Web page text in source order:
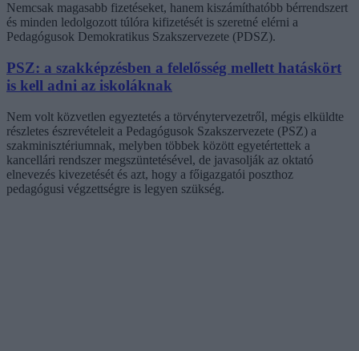
Nemcsak magasabb fizetéseket, hanem kiszámíthatóbb bérrendszert
és minden ledolgozott túlóra kifizetését is szeretné elérni a
Pedagógusok Demokratikus Szakszervezete (PDSZ).
PSZ: a szakképzésben a felelősség mellett hatáskört
is kell adni az iskoláknak
Nem volt közvetlen egyeztetés a törvénytervezetről, mégis elküldte
részletes észrevételeit a Pedagógusok Szakszervezete (PSZ) a
szakminisztériumnak, melyben többek között egyetértettek a
kancellári rendszer megszüntetésével, de javasolják az oktató
elnevezés kivezetését és azt, hogy a főigazgatói poszthoz
pedagógusi végzettségre is legyen szükség.